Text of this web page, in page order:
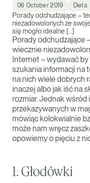
06 October 2019 Dieta
Porady odchudzające –
niezadowolonych ze
się mogło idealne […]
Porady odchudzające
wiecznie
Internet – wydawać
szukania informacji na
na nich wiele dobrych
inaczej albo jak iść na
rozmiar. Jednak
przekazywanych w
mówiąc kolokwialnie
może nam wręcz
opowiemy o pięciu z
1. Głodówki